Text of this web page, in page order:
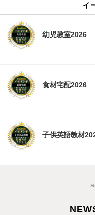
イ
幼児教室2026
食材宅配2026
子供英語教材